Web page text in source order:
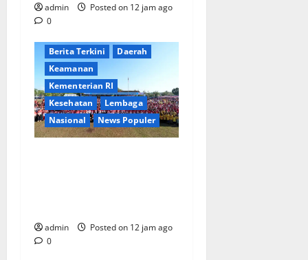
admin
Posted on 12 jam ago
0
Berita Terkini
Daerah
Keamanan
Kementerian RI
Kesehatan
Lembaga
Nasional
News Populer
admin
Posted on 12 jam ago
0